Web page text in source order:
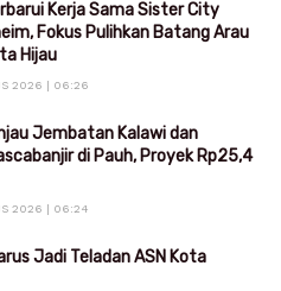
Kerja Sama Sister City
Fokus Pulihkan Batang Arau
Hijau
2026 | 06:26
Jembatan Kalawi dan
di Pauh, Proyek Rp25,4
2026 | 06:24
Jadi Teladan ASN Kota